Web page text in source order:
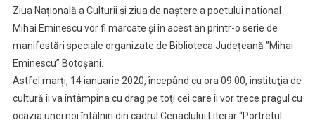
Marți,
La
Biblioteca
Botoșani
Ziua Națională a Culturii și ziua de naștere a poetului national
Mihai Eminescu vor fi marcate și în acest an printr-o serie de
manifestări speciale organizate de Biblioteca Județeană ”Mihai
Eminescu” Botoșani.
Astfel marți, 14 ianuarie 2020, începând cu ora 09:00, instituţia de
cultură îi va întâmpina cu drag pe toţi cei care îi vor trece pragul cu
ocazia unei noi întâlniri din cadrul Cenaclului Literar “Portretul